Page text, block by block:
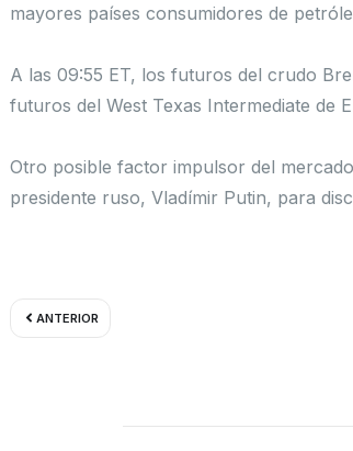
mayores países consumidores de
A las 09:55 ET, los futuros del crudo
futuros del West Texas Intermediate de
Otro posible factor impulsor del
presidente ruso, Vladímir Putin, para
ANTERIOR